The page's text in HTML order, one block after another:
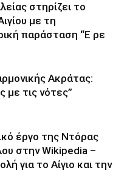
στηρίζει το
με τη
παράσταση “Ε ρε
Ακράτας:
με τις νότες”
έργο της Ντόρας
στην Wikipedia –
για το Αίγιο και την